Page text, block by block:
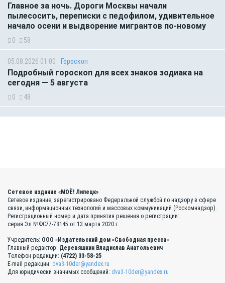
Главное за ночь. Дороги Москвы начали
пылесосить, переписки с педофилом, удивительное
начало осени и выдворение мигрантов по-новому
0 58
05.08.2026 01:00 Гороскоп
Подробный гороскоп для всех знаков зодиака на
сегодня — 5 августа
0 48
Сетевое издание «МОЁ! Липецк»
Сетевое издание, зарегистрировано Федеральной службой по надзору в сфере
связи, информационных технологий и массовых коммуникаций (Роскомнадзор).
Регистрационный номер и дата принятия решения о регистрации:
серия Эл №ФС77-78145 от 13 марта 2020 г.
Учредитель: ООО «Издательский дом «Свободная пресса»
Главный редактор: Деревяшкин Владислав Анатольевич
Телефон редакции: (4722) 33-58-25
E-mail редакции: dva3-10der@yandex.ru
Для юридически значимых сообщений: dva3-10der@yandex.ru